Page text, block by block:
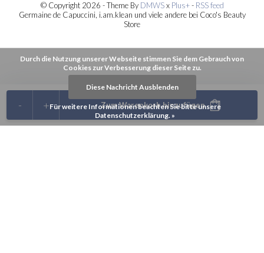
+
- Zum Warenkorb hinzufügen
© Copyright 2026 - Theme By DMWSx Plus+- RSS feed
Germaine de Capuccini, i.am.klean und viele andere bei Coco's Beauty
Store
Durch die Nutzung unserer Webseite stimmen Sie dem Gebrauch von
Cookies zur Verbesserung dieser Seite zu.
Diese Nachricht Ausblenden
Für weitere Informationen beachten Sie bitte unsere
Datenschutzerklärung. »